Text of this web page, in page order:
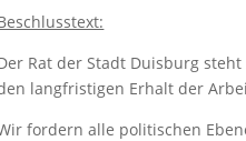
Rat der Stadt Duisburg
langfristigen Erhalt der
fordern alle politischen